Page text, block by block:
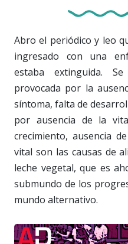
Abro el periódico y leo
ingresado con una
estaba extinguida.
provocada por la
síntoma, falta de
por ausencia de la
crecimiento, ausencia
vital son las causas de
leche vegetal, que es
submundo de los
mundo alternativo.